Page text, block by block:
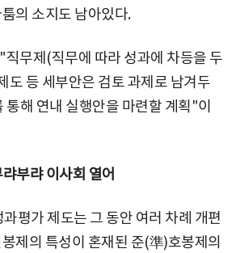
의 소지도 남아있다.
무제(직무에 따라 성과에 차등을 두
도 등 세부안은 검토 과제로 남겨두
해 연내 실행안을 마련할 계획"이
부랴 이사회 열어
평가 제도는 그 동안 여러 차례 개편
제의 특성이 혼재된 준(準)호봉제의